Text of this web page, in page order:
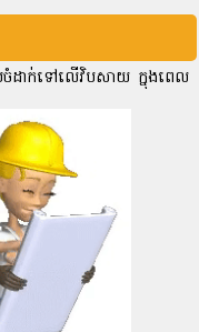
ដាក់ទៅលើវិបសាយ ក្នុងពេល